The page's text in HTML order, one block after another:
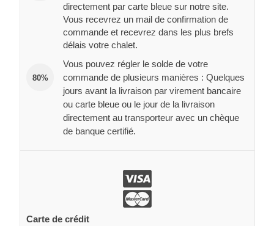
directement par carte bleue sur notre site.
Vous recevrez un mail de confirmation de
commande et recevrez dans les plus brefs
délais votre chalet.
80%
Vous pouvez régler le solde de votre
commande de plusieurs manières : Quelques
jours avant la livraison par virement bancaire
ou carte bleue ou le jour de la livraison
directement au transporteur avec un chèque
de banque certifié.
Carte de crédit